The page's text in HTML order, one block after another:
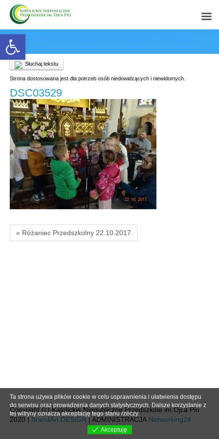
Open toolbar
Słuchaj tekstu
Strona dostosowana jest dla potrzeb osób niedowidzących i niewidomych.
DSC03529
« Różaniec Przedszkolny 22.10.2017
Copyright (c) Katolickie Niepubliczne Przedszkole im.Ojca Pio
2020 | BrandArt DESIGN | ADMINISTRACJA Networking24
Ta strona używa plików cookie w celu usprawnienia i ułatwienia dostępu
do serwisu oraz prowadzenia danych statystycznych. Dalsze korzystanie z
tej witryny oznacza akceptację tego stanu rzeczy.
Akceptuję